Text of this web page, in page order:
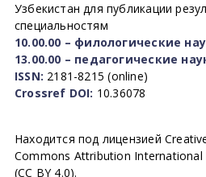
Узбекистан для публикации
специальностям
10.00.00 – филологические
13.00.00 – педагогические
ISSN: 2181-8215 (online)
Crossref DOI: 10.36078
Находится под лицензией
Commons Attribution International
(CC BY 4.0).